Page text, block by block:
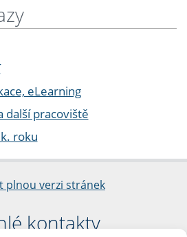
eLearning
další pracoviště
roku
plnou verzi stránek
kontakty